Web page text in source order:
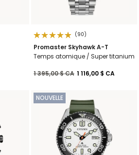
(90)
Promaster Skyhawk A-T
Temps atomique / Super titanium
Prix réduit de
1 395,00 $ CAà1 116,00 $ CA
NOUVELLE